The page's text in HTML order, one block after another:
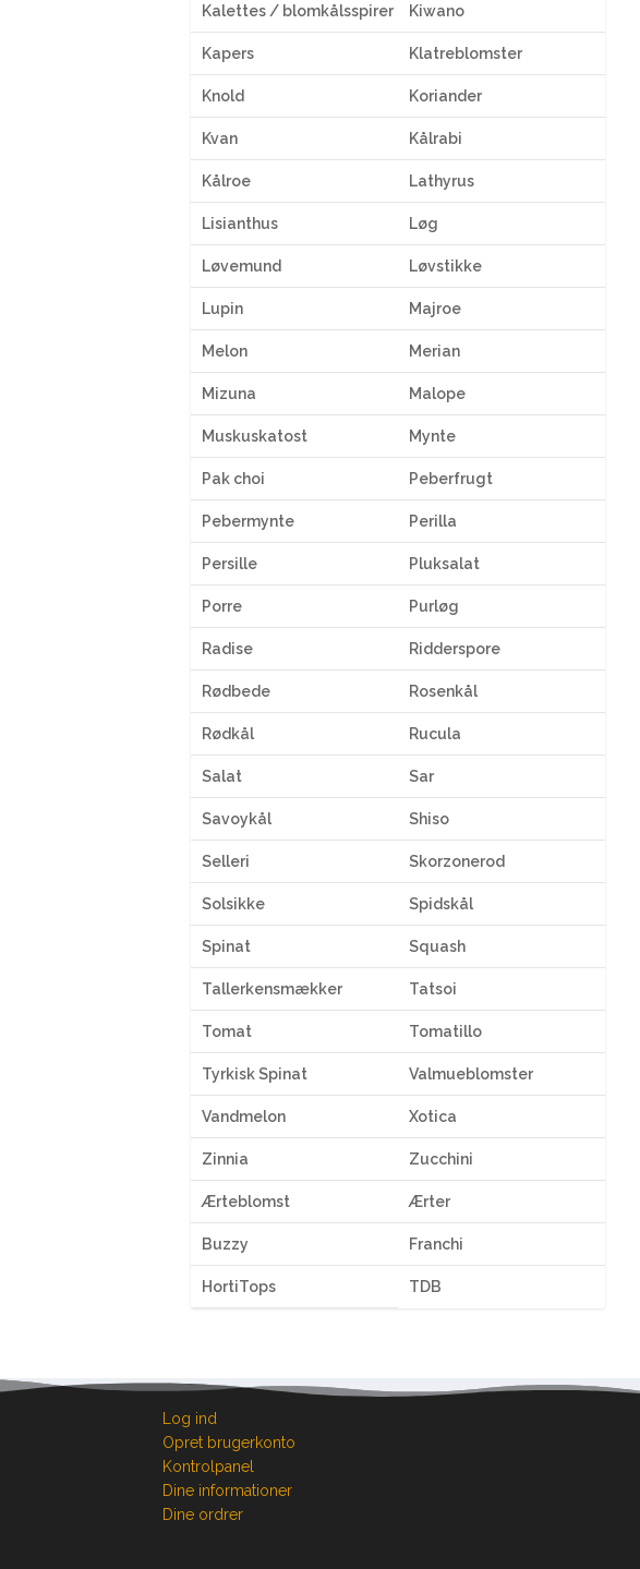
Kalettes / blomkålsspirer Kiwano
Kapers Klatreblomster
Knold Koriander
Kvan Kålrabi
Kålroe Lathyrus
Lisianthus Løg
Løvemund Løvstikke
Lupin Majroe
Melon Merian
Mizuna Malope
Muskuskatost Mynte
Pak choi Peberfrugt
Pebermynte Perilla
Persille Pluksalat
Porre Purløg
Radise Ridderspore
Rødbede Rosenkål
Rødkål Rucula
Salat Sar
Savoykål Shiso
Selleri Skorzonerod
Solsikke Spidskål
Spinat Squash
Tallerkensmækker Tatsoi
Tomat Tomatillo
Tyrkisk Spinat Valmueblomster
Vandmelon Xotica
Zinnia Zucchini
Ærteblomst Ærter
Buzzy Franchi
HortiTops TDB
Log ind
Opret brugerkonto
Kontrolpanel
Dine informationer
Dine ordrer